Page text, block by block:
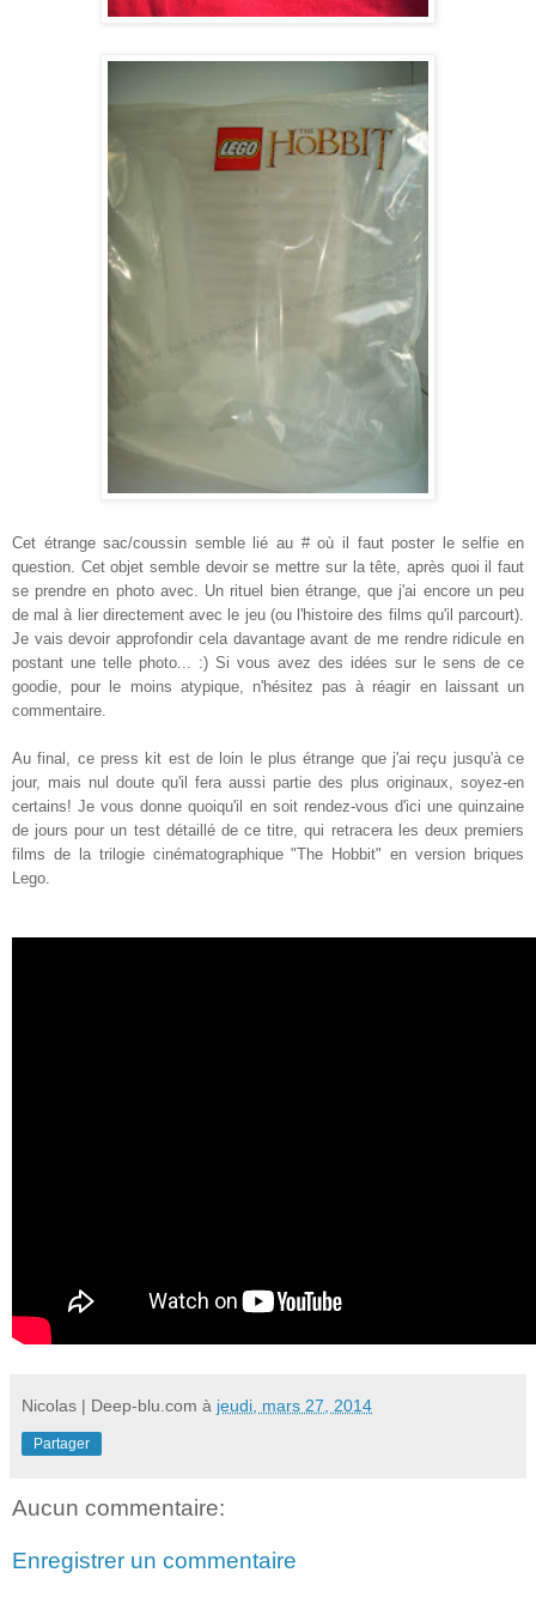
Cet étrange sac/coussin semble lié au # où il faut poster le selfie en
question. Cet objet semble devoir se mettre sur la tête, après quoi il faut
se prendre en photo avec. Un rituel bien étrange, que j'ai encore un peu
de mal à lier directement avec le jeu (ou l'histoire des films qu'il parcourt).
Je vais devoir approfondir cela davantage avant de me rendre ridicule en
postant une telle photo... :) Si vous avez des idées sur le sens de ce
goodie, pour le moins atypique, n'hésitez pas à réagir en laissant un
commentaire.
Au final, ce press kit est de loin le plus étrange que j'ai reçu jusqu'à ce
jour, mais nul doute qu'il fera aussi partie des plus originaux, soyez-en
certains! Je vous donne quoiqu'il en soit rendez-vous d'ici une quinzaine
de jours pour un test détaillé de ce titre, qui retracera les deux premiers
films de la trilogie cinématographique "The Hobbit" en version briques
Lego.
Nicolas | Deep-blu.com à jeudi, mars 27, 2014
Partager
Aucun commentaire:
Enregistrer un commentaire